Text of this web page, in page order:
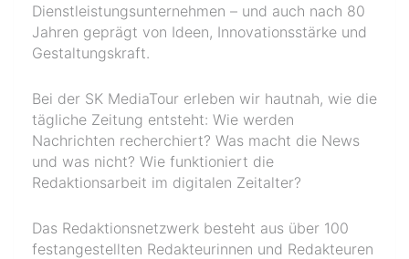
Dienstleistungsunternehmen – und auch nach 80
Jahren geprägt von Ideen, Innovationsstärke und
Gestaltungskraft.
Bei der SK MediaTour erleben wir hautnah, wie die
tägliche Zeitung entsteht: Wie werden
Nachrichten recherchiert? Was macht die News
und was nicht? Wie funktioniert die
Redaktionsarbeit im digitalen Zeitalter?
Das Redaktionsnetzwerk besteht aus über 100
festangestellten Redakteurinnen und Redakteuren